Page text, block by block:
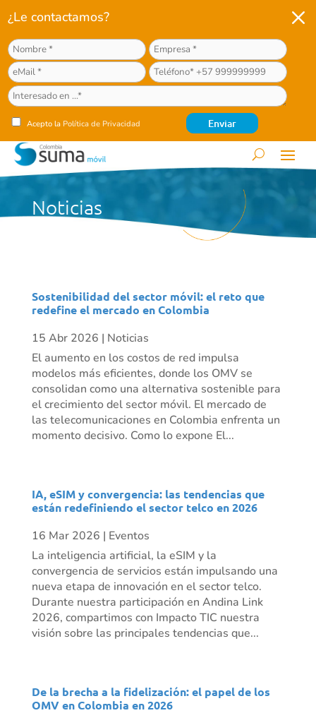
¿Le contactamos?
Acepto la Política de Privacidad
M
Noticias
Sostenibilidad del sector móvil: el reto que
redefine el mercado en Colombia
15 Abr 2026 | Noticias
El aumento en los costos de red impulsa
modelos más eficientes, donde los OMV se
consolidan como una alternativa sostenible para
el crecimiento del sector móvil. El mercado de
las telecomunicaciones en Colombia enfrenta un
momento decisivo. Como lo expone El...
IA, eSIM y convergencia: las tendencias que
están redefiniendo el sector telco en 2026
16 Mar 2026 | Eventos
La inteligencia artificial, la eSIM y la
convergencia de servicios están impulsando una
nueva etapa de innovación en el sector telco.
Durante nuestra participación en Andina Link
2026, compartimos con Impacto TIC nuestra
visión sobre las principales tendencias que...
De la brecha a la fidelización: el papel de los
OMV en Colombia en 2026